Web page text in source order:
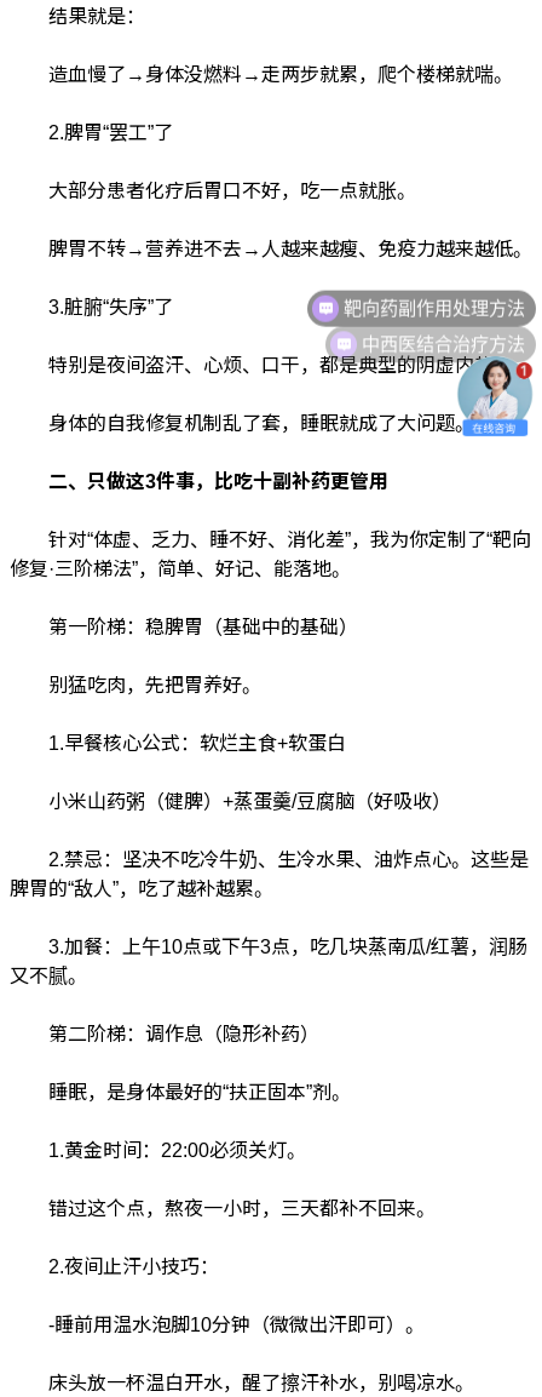
结果就是：
造血慢了→身体没燃料→走两步就累，爬个楼梯就喘。
2.脾胃“罢工”了
大部分患者化疗后胃口不好，吃一点就胀。
脾胃不转→营养进不去→人越来越瘦、免疫力越来越低。
3.脏腑“失序”了
特别是夜间盗汗、心烦、口干，都是典型的阴虚内热。
身体的自我修复机制乱了套，睡眠就成了大问题。
二、只做这3件事，比吃十副补药更管用
针对“体虚、乏力、睡不好、消化差”，我为你定制了“靶向
修复·三阶梯法”，简单、好记、能落地。
第一阶梯：稳脾胃（基础中的基础）
别猛吃肉，先把胃养好。
1.早餐核心公式：软烂主食+软蛋白
小米山药粥（健脾）+蒸蛋羹/豆腐脑（好吸收）
2.禁忌：坚决不吃冷牛奶、生冷水果、油炸点心。这些是
脾胃的“敌人”，吃了越补越累。
3.加餐：上午10点或下午3点，吃几块蒸南瓜/红薯，润肠
又不腻。
第二阶梯：调作息（隐形补药）
睡眠，是身体最好的“扶正固本”剂。
1.黄金时间：22:00必须关灯。
错过这个点，熬夜一小时，三天都补不回来。
2.夜间止汗小技巧：
-睡前用温水泡脚10分钟（微微出汗即可）。
床头放一杯温白开水，醒了擦汗补水，别喝凉水。
中西医结合治疗方法